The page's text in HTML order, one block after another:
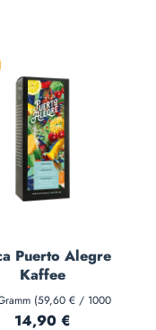
Puerto Alegre
Kaffee
(59,60 € / 1000
Gramm)
Regulärer Preis:
14,90 €